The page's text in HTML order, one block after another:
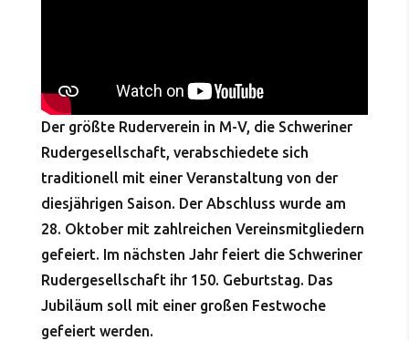
Der größte Ruderverein in M-V, die Schweriner
Rudergesellschaft, verabschiedete sich
traditionell mit einer Veranstaltung von der
diesjährigen Saison. Der Abschluss wurde am
28. Oktober mit zahlreichen Vereinsmitgliedern
gefeiert. Im nächsten Jahr feiert die Schweriner
Rudergesellschaft ihr 150. Geburtstag. Das
Jubiläum soll mit einer großen Festwoche
gefeiert werden.